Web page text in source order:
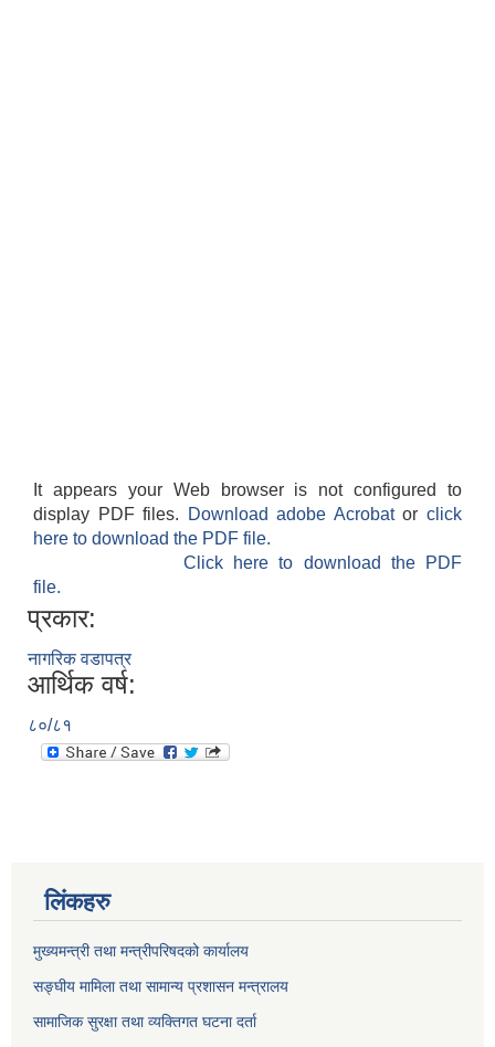
It appears your Web browser is not configured to
display PDF files.
Download adobe Acrobatorclick
here to download the PDF file.
Click here to download the PDF
file.
प्रकार:
नागरिक वडापत्र
आर्थिक वर्ष:
८०/८१
लिंकहरु
मुख्यमन्त्री तथा मन्त्रीपरिषदको कार्यालय
सङ्घीय मामिला तथा सामान्य प्रशासन मन्त्रालय
सामाजिक सुरक्षा तथा व्यक्तिगत घटना दर्ता